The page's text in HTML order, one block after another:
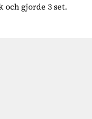
och gjorde 3 set.